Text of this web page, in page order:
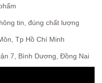
tin, đúng chất lượng
Tp Hồ Chí Minh
7, Bình Dương, Đồng Nai